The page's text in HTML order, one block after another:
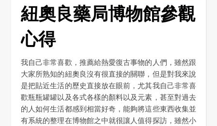
紐奧良藥局博物館參觀
心得
我自己非常喜歡，推薦給熱愛復古事物的人們，雖然跟
大家所熟知的紐奧良沒有很直接的關聯，但是對我來說
是把貼近生活的歷史直接放在眼前，尤其我自己非常喜
歡瓶瓶罐罐以及各式各樣的顏料以及元素，甚至對過去
的人如何生活都感到相當好奇，能夠將這些東西收集並
有系統的整理在博物館之中就很讓人值得探訪，雖然小